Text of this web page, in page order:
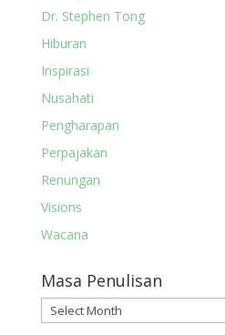
Dr. Stephen Tong
Hiburan
Inspirasi
Nusahati
Pengharapan
Perpajakan
Renungan
Visions
Wacana
Masa Penulisan
Masa
Penulisan